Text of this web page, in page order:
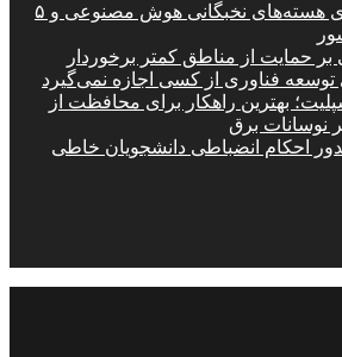
سرمایه‌گذاری روی هسته‌های نخبگانی هوش مصنوعی و ۵
بر حمایت از مناطق کمتر برخوردار
توسعه فناوری از کسی اجازه نمی‌گیرد
بهترین راهکار برای محافظت از
نوسانات برق
احکام انضباطی دانشجویان خاطی